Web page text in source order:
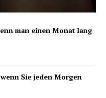
man einen Monat lang
Sie jeden Morgen